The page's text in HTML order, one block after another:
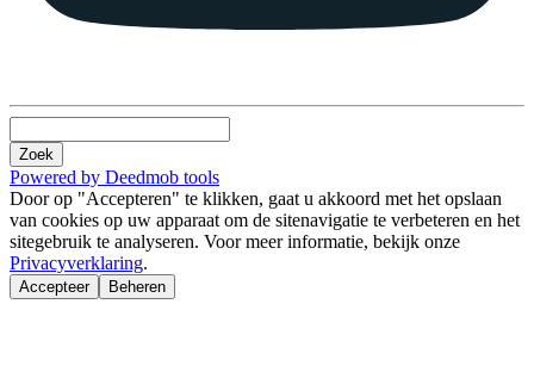
Zoek
Powered by Deedmob tools
Door op "Accepteren" te klikken, gaat u akkoord met het opslaan
van cookies op uw apparaat om de sitenavigatie te verbeteren en het
sitegebruik te analyseren. Voor meer informatie, bekijk onze
Privacyverklaring.
Accepteer Beheren